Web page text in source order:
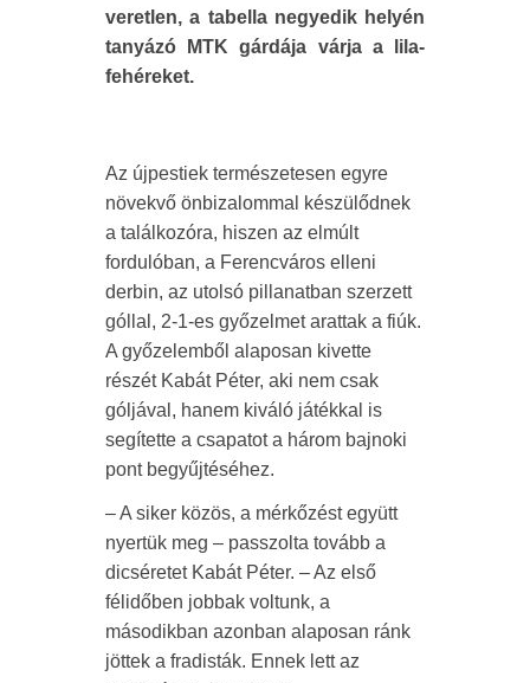
veretlen, a tabella negyedik helyén
tanyázó MTK gárdája várja a lila-
fehéreket.
Az újpestiek természetesen egyre
növekvő önbizalommal készülődnek
a találkozóra, hiszen az elmúlt
fordulóban, a Ferencváros elleni
derbin, az utolsó pillanatban szerzett
góllal, 2-1-es győzelmet arattak a fiúk.
A győzelemből alaposan kivette
részét Kabát Péter, aki nem csak
góljával, hanem kiváló játékkal is
segítette a csapatot a három bajnoki
pont begyűjtéséhez.
– A siker közös, a mérkőzést együtt
nyertük meg – passzolta tovább a
dicséretet Kabát Péter. – Az első
félidőben jobbak voltunk, a
másodikban azonban alaposan ránk
jöttek a fradisták. Ennek lett az